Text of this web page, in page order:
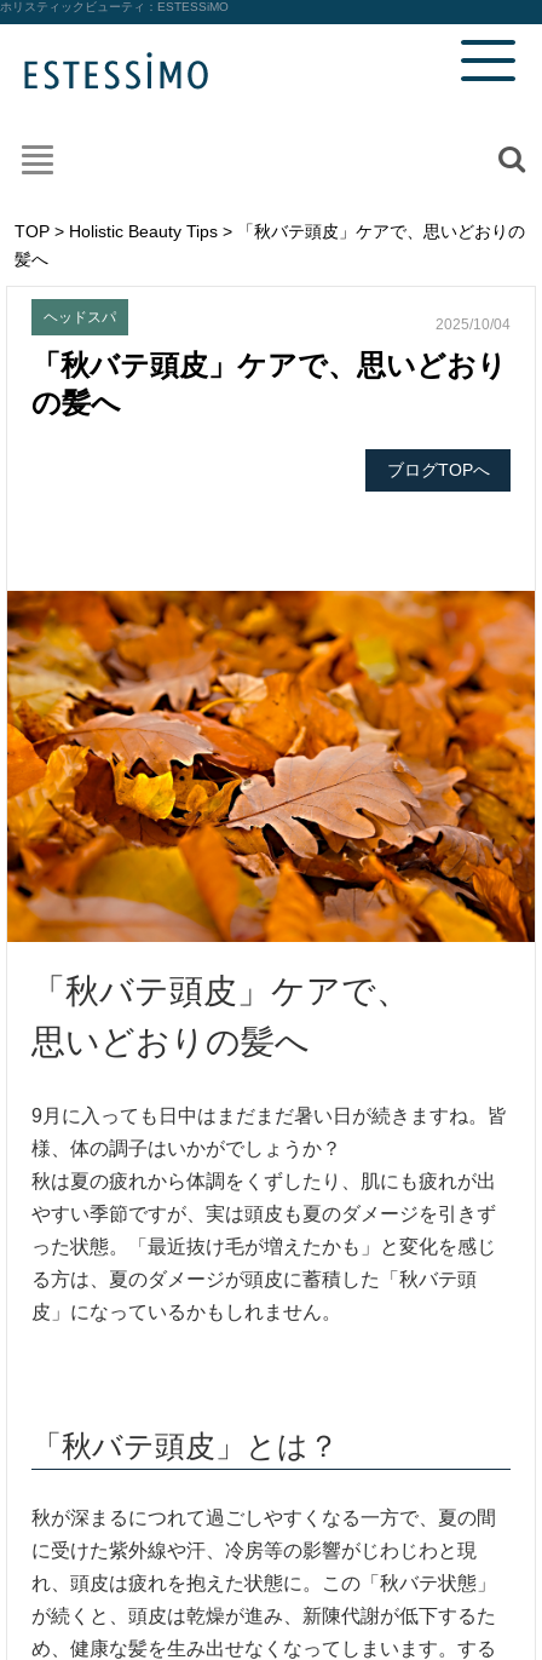
ホリスティックビューティ： ESTESSiMO
TOP > Holistic Beauty Tips > 「秋バテ頭皮」ケアで、思いどおりの
髪へ
ヘッドスパ 2025/10/04
「秋バテ頭皮」ケアで、思いどおり
の髪へ
ブログTOPへ
「秋バテ頭皮」ケアで、
思いどおりの髪へ
9月に入っても日中はまだまだ暑い日が続きますね。皆
様、体の調子はいかがでしょうか？
秋は夏の疲れから体調をくずしたり、肌にも疲れが出
やすい季節ですが、実は頭皮も夏のダメージを引きず
った状態。「最近抜け毛が増えたかも」と変化を感じ
る方は、夏のダメージが頭皮に蓄積した「秋バテ頭
皮」になっているかもしれません。
「秋バテ頭皮」とは？
秋が深まるにつれて過ごしやすくなる一方で、夏の間
に受けた紫外線や汗、冷房等の影響がじわじわと現
れ、頭皮は疲れを抱えた状態に。この「秋バテ状態」
が続くと、頭皮は乾燥が進み、新陳代謝が低下するた
め、健康な髪を生み出せなくなってしまいます。する